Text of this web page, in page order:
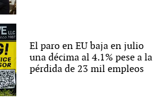
El paro en EU baja en julio
una décima al 4.1% pese a la
pérdida de 23 mil empleos